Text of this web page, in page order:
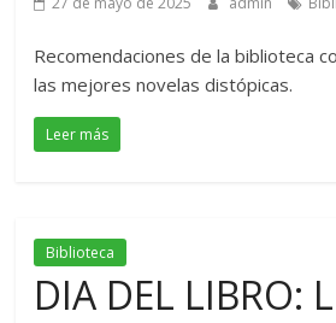
Recomendaciones de la biblioteca
las mejores novelas distópicas.
Leer más
Biblioteca
DIA DEL LIBRO: